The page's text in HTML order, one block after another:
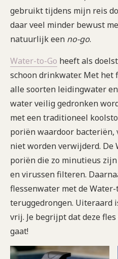
gebruikt tijdens mijn reis
daar veel minder bewust
natuurlijk een no-go.
Water-to-Go heeft als
schoon drinkwater. Met
alle soorten leidingwater
water veilig gedronken
met een traditioneel
poriën waardoor
niet worden verwijderd. De
poriën die zo minutieus
en virussen filteren.
flessenwater met de Water-
teruggedrongen. Uiteraard
vrij. Je begrijpt dat deze
gaat!